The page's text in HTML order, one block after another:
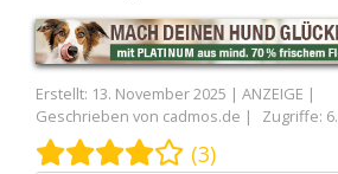
Erstellt: 13. November 2025
Geschrieben von cadmos.de Zugriffe:
Bewertung:4/5 (3)